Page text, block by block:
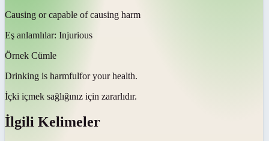
Causing or capable of causing harm
Eş anlamlılar: Injurious
Örnek Cümle
Drinking is harmfulfor your health.
İçki içmek sağlığınız için zararlıdır.
İlgili Kelimeler